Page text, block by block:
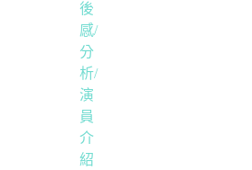
後
感/
分
析/
演
員
介
紹